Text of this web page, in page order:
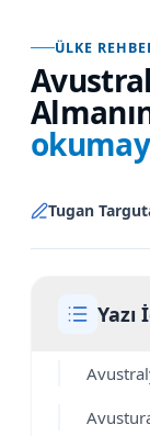
ÜLKE
Tugan
Yazı